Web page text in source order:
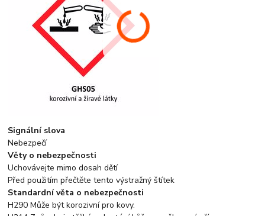
Signální slova
Nebezpečí
Věty o nebezpečnosti
Uchovávejte mimo dosah dětí
Před použitím přečtěte tento výstražný štítek
Standardní věta o nebezpečnosti
H290 Může být korozivní pro kovy.